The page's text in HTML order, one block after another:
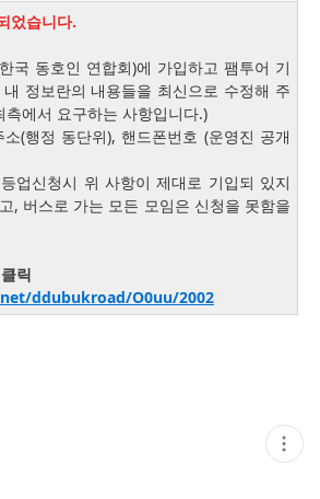
었습니다.
국 동호인 연합회)에 가입하고 팸투어 기
정보란의 내용들을 최신으로 수정해 주
측에서 요구하는 사항입니다.)
(행정 동단위), 핸드폰번호 (운영진 공개
업신청시 위 사항이 제대로 기입되 있지
, 버스로 가는 모든 모임은 신청을 못함을
릭
ddubukroad/O0uu/2002
현
재